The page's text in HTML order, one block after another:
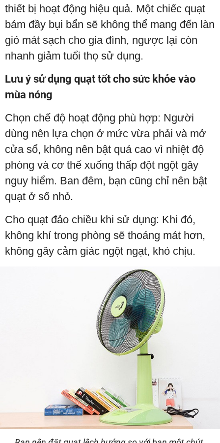
thiết bị hoạt động hiệu quả. Một chiếc quạt
bám đầy bụi bẩn sẽ không thể mang đến làn
gió mát sạch cho gia đình, ngược lại còn
nhanh giảm tuổi thọ sử dụng.
Lưu ý sử dụng quạt tốt cho sức khỏe vào
mùa nóng
Chọn chế độ hoạt động phù hợp: Người
dùng nên lựa chọn ở mức vừa phải và mở
cửa sổ, không nên bật quá cao vì nhiệt độ
phòng và cơ thể xuống thấp đột ngột gây
nguy hiểm. Ban đêm, bạn cũng chỉ nên bật
quạt ở số nhỏ.
Cho quạt đảo chiều khi sử dụng: Khi đó,
không khí trong phòng sẽ thoáng mát hơn,
không gây cảm giác ngột ngạt, khó chịu.